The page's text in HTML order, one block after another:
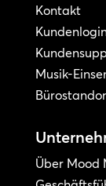
Kontakt
Musik-
Über Mood